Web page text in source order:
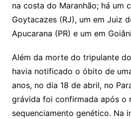
na costa do Maranhão; há um
Goytacazes (RJ), um em Juiz
Apucarana (PR) e um em
Além da morte do tripulante
havia notificado o óbito de
anos, no dia 18 de abril, no
grávida foi confirmada após o
sequenciamento genético. Na